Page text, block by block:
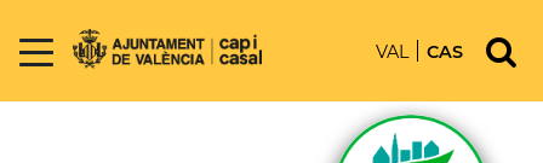
VAL CAS